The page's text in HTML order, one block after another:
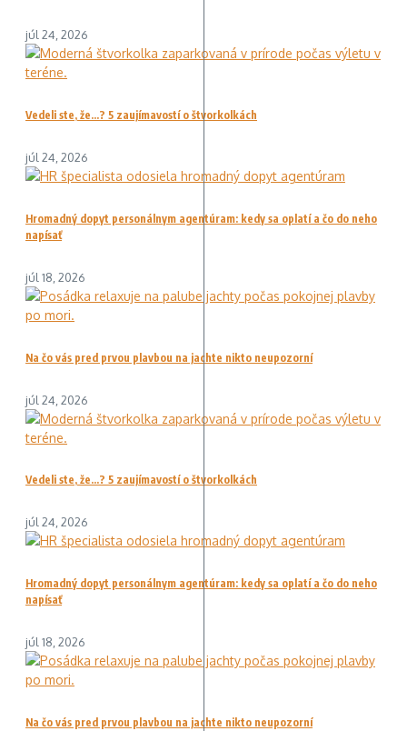
júl 24, 2026
Vedeli ste, že…? 5 zaujímavostí o štvorkolkách
júl 24, 2026
Hromadný dopyt personálnym agentúram: kedy sa oplatí a čo do neho
napísať
júl 18, 2026
Na čo vás pred prvou plavbou na jachte nikto neupozorní
júl 24, 2026
Vedeli ste, že…? 5 zaujímavostí o štvorkolkách
júl 24, 2026
Hromadný dopyt personálnym agentúram: kedy sa oplatí a čo do neho
napísať
júl 18, 2026
Na čo vás pred prvou plavbou na jachte nikto neupozorní